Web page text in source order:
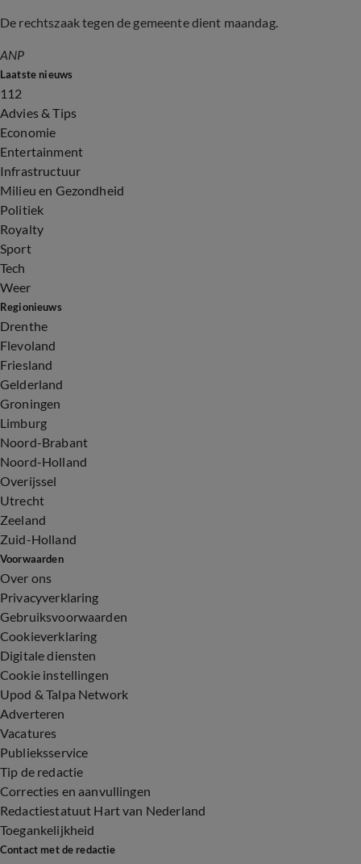
De rechtszaak tegen de gemeente dient maandag.
ANP
Laatste nieuws
112
Advies & Tips
Economie
Entertainment
Infrastructuur
Milieu en Gezondheid
Politiek
Royalty
Sport
Tech
Weer
Regionieuws
Drenthe
Flevoland
Friesland
Gelderland
Groningen
Limburg
Noord-Brabant
Noord-Holland
Overijssel
Utrecht
Zeeland
Zuid-Holland
Voorwaarden
Over ons
Privacyverklaring
Gebruiksvoorwaarden
Cookieverklaring
Digitale diensten
Cookie instellingen
Upod & Talpa Network
Adverteren
Vacatures
Publieksservice
Tip de redactie
Correcties en aanvullingen
Redactiestatuut Hart van Nederland
Toegankelijkheid
Contact met de redactie